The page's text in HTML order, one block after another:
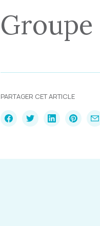
PARTAGER CET ARTICLE